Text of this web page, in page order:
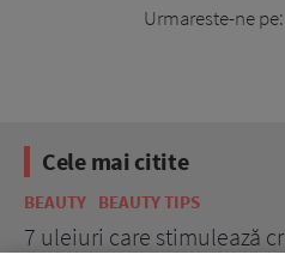
Urmareste-ne pe:
Cele mai citite
BEAUTY BEAUTY TIPS
7 uleiuri care stimulează